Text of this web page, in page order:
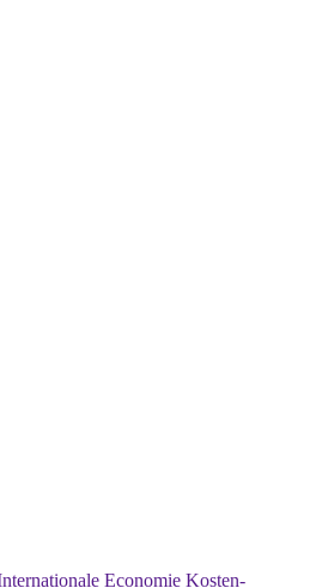
Economie Kosten-